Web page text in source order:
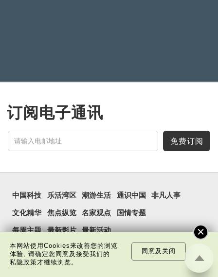
订阅电子通讯
免费订阅
中国科技 乐活湾区 潮游生活 通识中国 非凡人事
文化精华 焦点纵览 名家观点 国情专题
每周主题 最新影片 最新活动
本网站使用Cookies来改善您的浏览
体验, 请确定您同意及接受我们的
私隐政策才继续浏览。
同意及关闭